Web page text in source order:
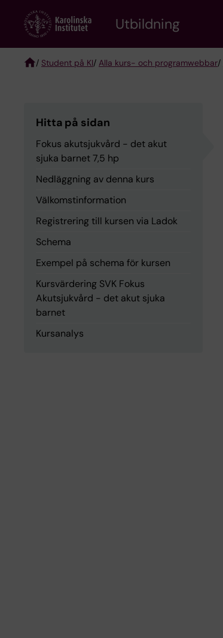
content
Utbildning
/ Student på KI/ Alla kurs- och programwebbar/
Hitta på sidan
Fokus akutsjukvård - det akut
sjuka barnet 7,5 hp
Nedläggning av denna kurs
Välkomstinformation
Registrering till kursen via Ladok
Schema
Exempel på schema för kursen
Kursvärdering SVK Fokus
Akutsjukvård - det akut sjuka
barnet
Kursanalys